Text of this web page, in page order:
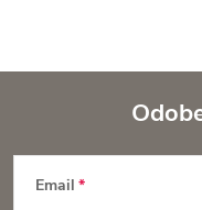
Z Email